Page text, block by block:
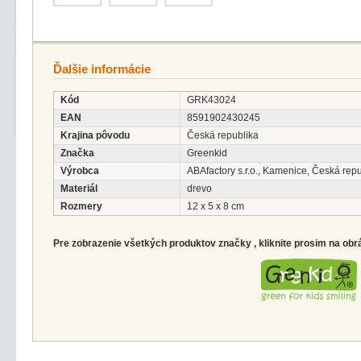
Ďalšie informácie
Kód
GRK43024
EAN
8591902430245
Krajina pôvodu
Česká republika
Značka
Greenkid
Výrobca
ABAfactory s.r.o., Kamenice, Česká
Materiál
drevo
Rozmery
12 x 5 x 8 cm
Pre zobrazenie všetkých produktov značky , kliknite prosim na